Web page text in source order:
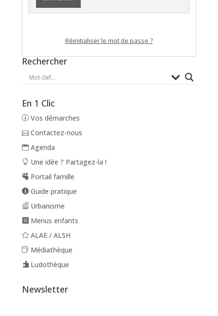
Réinitialiser le mot de passe ?
Rechercher
En 1 Clic
Vos démarches
Contactez-nous
Agenda
Une idée ? Partagez-la !
Portail famille
Guide pratique
Urbanisme
Menus enfants
ALAE / ALSH
Médiathèque
Ludothèque
Newsletter